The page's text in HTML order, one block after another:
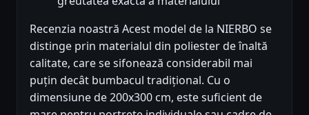
Recenzia noastră Acest model de la NIERBO se
distinge prin materialul din poliester de înaltă
calitate, care se sifonează considerabil mai
puțin decât bumbacul tradițional. Cu o
dimensiune de 200x300 cm, este suficient de